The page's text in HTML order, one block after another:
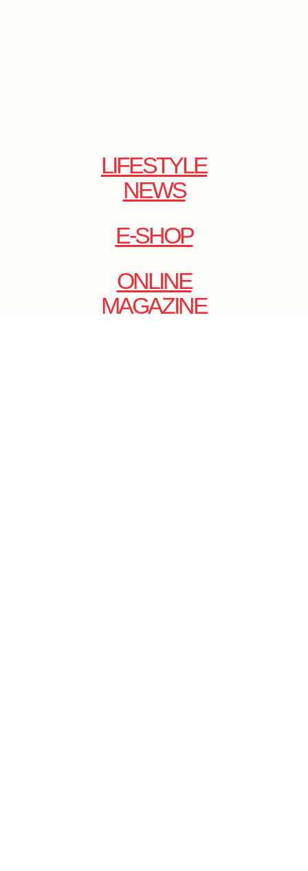
LIFESTYLE
NEWS
E-SHOP
ONLINE
MAGAZINE